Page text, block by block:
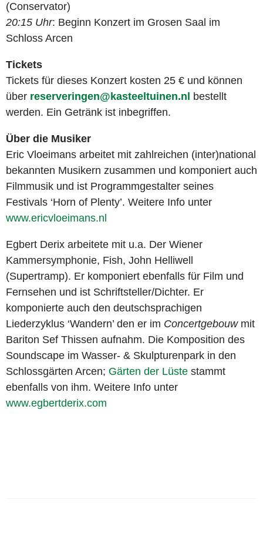
(Conservator)
20:15 Uhr: Beginn Konzert im Grosen Saal im
Schloss Arcen
Tickets
Tickets für dieses Konzert kosten 25 € und können
über reserveringen@kasteeltuinen.nl
bestellt
werden. Ein Getränk ist inbegriffen.
Über die Musiker
Eric Vloeimans arbeitet mit zahlreichen (inter)national
bekannten Musikern zusammen und komponiert auch
Filmmusik und ist Programmgestalter seines
Festivals ‘Horn of Plenty’. Weitere Info unter
www.ericvloeimans.nl
Egbert Derix arbeitete mit u.a. Der Wiener
Kammersymphonie, Fish, John Helliwell
(Supertramp). Er komponiert ebenfalls für Film und
Fernsehen und ist Schriftsteller/Dichter. Er
komponierte auch den deutschsprachigen
Liederzyklus ‘Wandern’ den er im Concertgebouwmit
Bariton Sef Thissen aufnahm. Die Komposition des
Soundscape im Wasser- & Skulpturenpark in den
Schlossgärten Arcen; Gärten der Lüste stammt
ebenfalls von ihm. Weitere Info unter
www.egbertderix.com